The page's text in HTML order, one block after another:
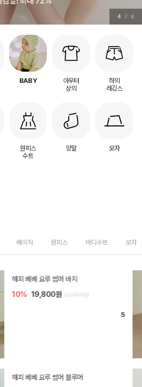
5 / 6
BABY
아우터
상의
하의
레깅스
원피스
수트
양말 모자
베이직 원피스 바디수트 모자
[SIZE ~6Y] 델린 린넨 바지
10% 21,600원 24,000원
듀이 아기 바지